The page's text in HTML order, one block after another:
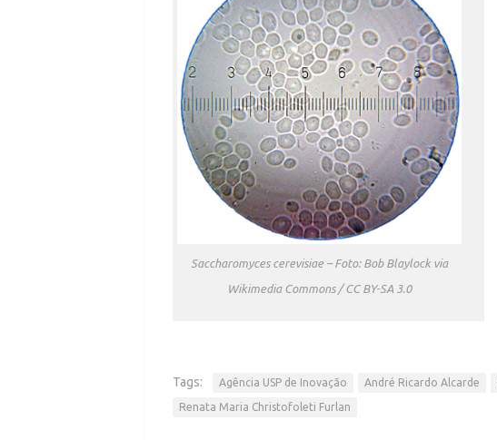
Saccharomyces cerevisiae – Foto: Bob Blaylock via
Wikimedia Commons / CC BY-SA 3.0
Tags: Agência USP de Inovação André Ricardo Alcarde
Renata Maria Christofoleti Furlan